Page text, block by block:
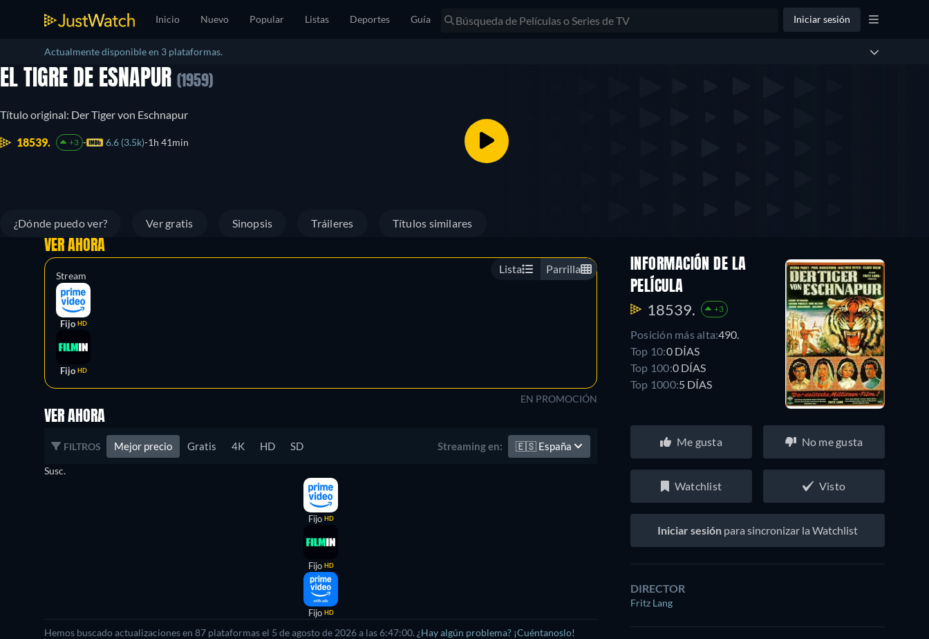
Inicio Nuevo Popular Listas Deportes Guía Iniciar sesión
Actualmente disponible en 3 plataformas.
EL TIGRE DE ESNAPUR (1959)
Título original: Der Tiger von Eschnapur
18539. +3 6.6 (3.5k) 1h 41min
¿Dónde puedo ver? Ver gratis Sinopsis Tráileres Títulos similares
Lista Parrilla
VER AHORA
Stream
Fijo HD
Fijo HD
EN PROMOCIÓN
VER AHORA
FILTROS Mejor precio Gratis 4K HD SD Streaming en: 🇪🇸 España
Susc.
Fijo HD
Fijo HD
Fijo HD
Hemos buscado actualizaciones en 87 plataformas el 5 de agosto de 2026 a las 6:47:00. ¿Hay algún problema? ¡Cuéntanoslo!
INFORMACIÓN DE LA
PELÍCULA
18539. +3
Posición más alta:490.
Top 10:0 DÍAS
Top 100:0 DÍAS
Top 1000:5 DÍAS
Me gusta No me gusta
Watchlist Visto
Iniciar sesión para sincronizar la Watchlist
DIRECTOR
Fritz Lang